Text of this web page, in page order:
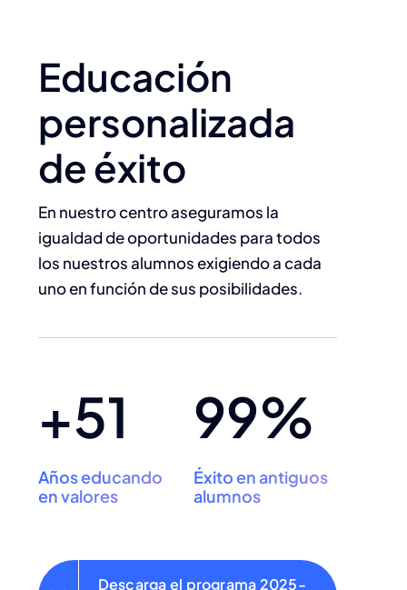
Educación
personalizada
de éxito
En nuestro centro aseguramos la
igualdad de oportunidades para todos
los nuestros alumnos exigiendo a cada
uno en función de sus posibilidades.
+51
Años educando
en valores
99%
Éxito en antiguos
alumnos
Descarga el programa 2025-